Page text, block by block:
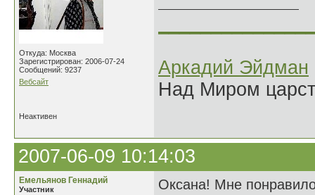
Откуда: Москва
Зарегистрирован: 2006-07-24
Сообщений: 9237
Вебсайт
Аркадий Эйдман
Над Миром
Неактивен
2007-06-09 10:14:03
Емельянов Геннадий
Участник
Оксана! Мне